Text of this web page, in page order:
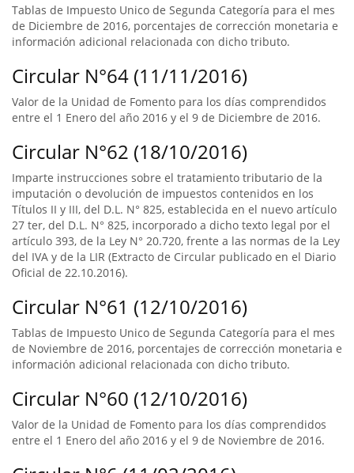
Tablas de Impuesto Unico de Segunda Categoría para el mes
de Diciembre de 2016, porcentajes de corrección monetaria e
información adicional relacionada con dicho tributo.
Circular N°64 (11/11/2016)
Valor de la Unidad de Fomento para los días comprendidos
entre el 1 Enero del año 2016 y el 9 de Diciembre de 2016.
Circular N°62 (18/10/2016)
Imparte instrucciones sobre el tratamiento tributario de la
imputación o devolución de impuestos contenidos en los
Títulos II y III, del D.L. N° 825, establecida en el nuevo artículo
27 ter, del D.L. N° 825, incorporado a dicho texto legal por el
artículo 393, de la Ley N° 20.720, frente a las normas de la Ley
del IVA y de la LIR (Extracto de Circular publicado en el Diario
Oficial de 22.10.2016).
Circular N°61 (12/10/2016)
Tablas de Impuesto Unico de Segunda Categoría para el mes
de Noviembre de 2016, porcentajes de corrección monetaria e
información adicional relacionada con dicho tributo.
Circular N°60 (12/10/2016)
Valor de la Unidad de Fomento para los días comprendidos
entre el 1 Enero del año 2016 y el 9 de Noviembre de 2016.